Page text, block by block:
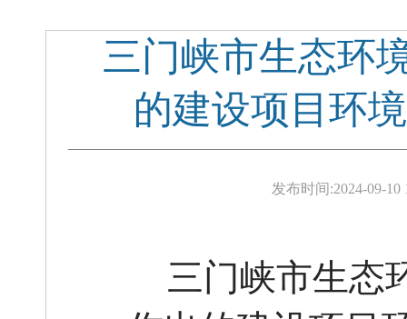
三门峡市生态环
的建设项目环
发布时间:2024-09-10
三门峡市生态